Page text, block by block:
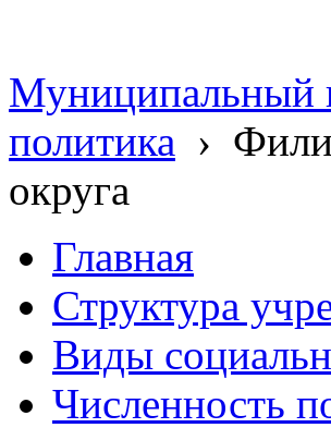
Муниципальный
политика ›
округа
Главная
Структура
Виды
Численность